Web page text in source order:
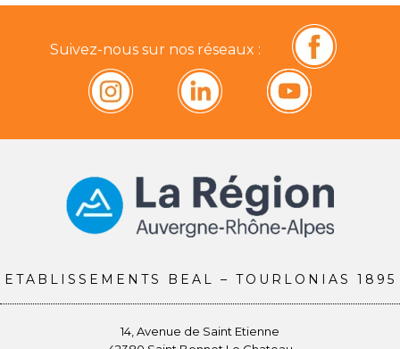
Suivez-nous sur nos réseaux :
ETABLISSEMENTS BEAL – TOURLONIAS 1895
14, Avenue de Saint Etienne